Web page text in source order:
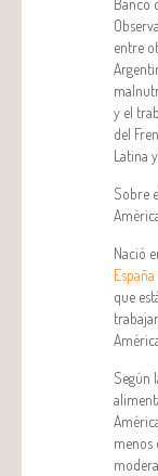
entre
y el
del
Latina
Sobre
Nació
España
que
Según
menos